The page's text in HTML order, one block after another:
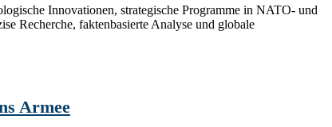
Innovationen, strategische Programme in NATO- und
Recherche, faktenbasierte Analyse und globale
Armee